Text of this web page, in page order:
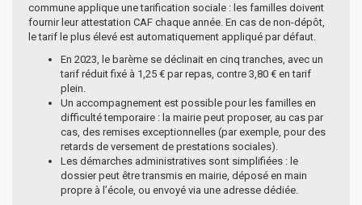
commune applique une tarification sociale : les familles doivent
fournir leur attestation CAF chaque année. En cas de non-dépôt,
le tarif le plus élevé est automatiquement appliqué par défaut.
En 2023, le barème se déclinait en cinq tranches, avec un
tarif réduit fixé à 1,25 € par repas, contre 3,80 € en tarif
plein.
Un accompagnement est possible pour les familles en
difficulté temporaire : la mairie peut proposer, au cas par
cas, des remises exceptionnelles (par exemple, pour des
retards de versement de prestations sociales).
Les démarches administratives sont simplifiées : le
dossier peut être transmis en mairie, déposé en main
propre à l’école, ou envoyé via une adresse dédiée.